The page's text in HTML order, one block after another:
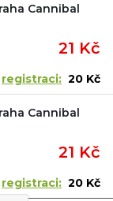
Cannibal
21 Kč
registraci: 20 Kč
Cannibal
21 Kč
registraci: 20 Kč